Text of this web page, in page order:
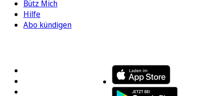
Bütz Mich
Hilfe
Abo kündigen